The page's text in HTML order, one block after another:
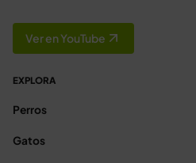
Ver en YouTube
EXPLORA
Perros
Gatos